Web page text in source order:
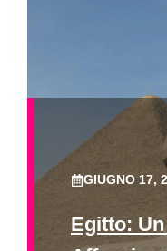
GIUGNO 17,
Egitto: